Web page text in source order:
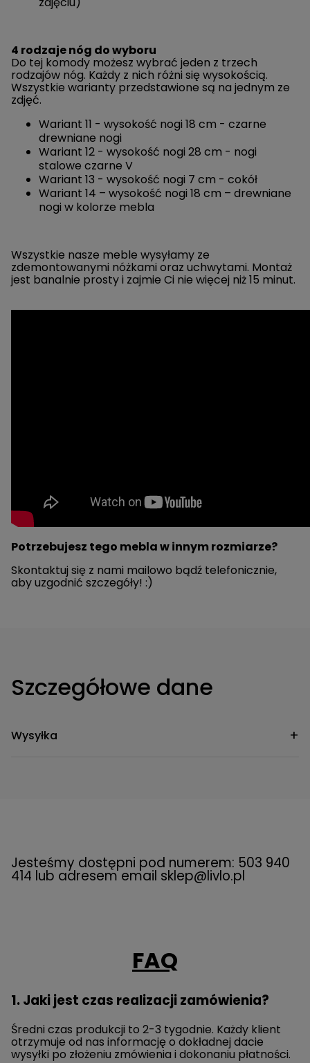
4 rodzaje nóg do wyboru
Do tej komody możesz wybrać jeden z trzech
rodzajów nóg. Każdy z nich różni się wysokością.
Wszystkie warianty przedstawione są na jednym ze
zdjęć.
Wariant 11 - wysokość nogi 18 cm - czarne
drewniane nogi
Wariant 12 - wysokość nogi 28 cm - nogi
stalowe czarne V
Wariant 13 - wysokość nogi 7 cm - cokół
Wariant 14 – wysokość nogi 18 cm – drewniane
nogi w kolorze mebla
Wszystkie nasze meble wysyłamy ze
zdemontowanymi nóżkami oraz uchwytami. Montaż
jest banalnie prosty i zajmie Ci nie więcej niż 15 minut.
Potrzebujesz tego mebla w innym rozmiarze?
Skontaktuj się z nami mailowo bądź telefonicznie,
aby uzgodnić szczegóły! :)
Szczegółowe dane
Wysyłka
Jesteśmy dostępni pod numerem: 503 940
414 lub adresem email sklep@livlo.pl
FAQ
1. Jaki jest czas realizacji zamówienia?
Średni czas produkcji to 2-3 tygodnie. Każdy klient
otrzymuje od nas informację o dokładnej dacie
wysyłki po złożeniu zmówienia i dokonaniu płatności.